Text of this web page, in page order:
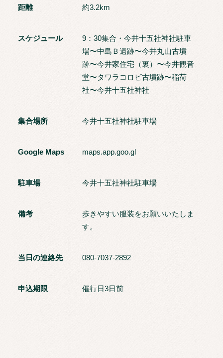
距離 約3.2km
スケジュール
9：30集合・今井十五社神社駐車
場〜中島Ｂ遺跡〜今井丸山古墳
跡〜今井家住宅（裏）〜今井観音
堂〜タワラコロビ古墳跡〜稲荷
社〜今井十五社神社
集合場所 今井十五社神社駐車場
Google Maps maps.app.goo.gl
駐車場 今井十五社神社駐車場
備考
歩きやすい服装をお願いいたしま
す。
当日の連絡先 080-7037-2892
申込期限 催行日3日前